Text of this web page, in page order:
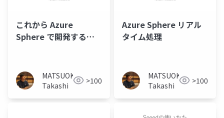
これから Azure
Sphere で開発する方
MATSUOKA
Takashi
>100
Azure Sphere リアル
タイム処理
MATSUOKA
Takashi
>100